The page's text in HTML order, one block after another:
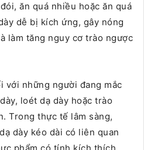
ăn quá nhiều hoặc ăn quá
dễ bị kích ứng, gây nóng
làm tăng nguy cơ trào ngược
với những người đang mắc
loét dạ dày hoặc trào
Trong thực tế lâm sàng,
dày kéo dài có liên quan